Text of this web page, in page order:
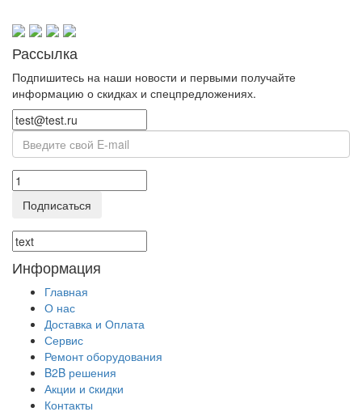
Рассылка
Подпишитесь на наши новости и первыми получайте
информацию о скидках и спецпредложениях.
Подписаться
Информация
Главная
О нас
Доставка и Оплата
Сервис
Ремонт оборудования
B2B решения
Акции и cкидки
Контакты